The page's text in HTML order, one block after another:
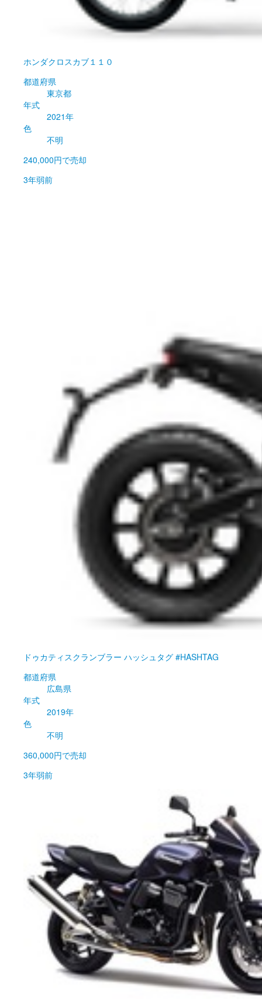
ホンダクロスカブ１１０
都道府県
東京都
年式
2021年
色
不明
240,000円で売却
3年弱前
ドゥカティ スクランブラー ハッシュタグ #HASHTAG
都道府県
広島県
年式
2019年
色
不明
360,000円で売却
3年弱前